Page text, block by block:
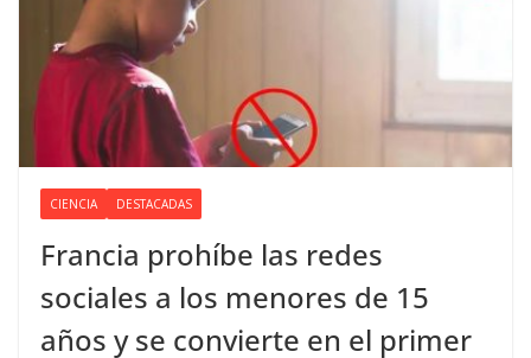
CIENCIA DESTACADAS
Francia prohíbe las redes
sociales a los menores de 15
años y se convierte en el primer